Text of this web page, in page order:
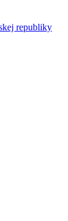
republiky